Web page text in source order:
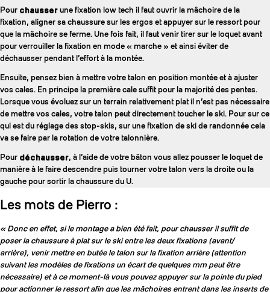
Pour chausser une fixation low tech il faut ouvrir la mâchoire de la
fixation, aligner sa chaussure sur les ergos et appuyer sur le ressort pour
que la mâchoire se ferme. Une fois fait, il faut venir tirer sur le loquet avant
pour verrouiller la fixation en mode « marche » et ainsi éviter de
déchausser pendant l’effort à la montée.
Ensuite, pensez bien à mettre votre talon en position montée et à ajuster
vos cales. En principe la première cale suffit pour la majorité des pentes.
Lorsque vous évoluez sur un terrain relativement plat il n’est pas nécessaire
de mettre vos cales, votre talon peut directement toucher le ski. Pour sur ce
qui est du réglage des stop-skis, sur une fixation de ski de randonnée cela
va se faire par la rotation de votre talonnière.
Pour déchausser, à l’aide de votre bâton vous allez pousser le loquet de
manière à le faire descendre puis tourner votre talon vers la droite ou la
gauche pour sortir la chaussure du U.
Les mots de Pierro :
« Donc en effet, si le montage a bien été fait, pour chausser il suffit de
poser la chaussure à plat sur le ski entre les deux fixations (avant/
arrière), venir mettre en butée le talon sur la fixation arrière (attention
suivant les modèles de fixations un écart de quelques mm peut être
nécessaire) et à ce moment-là vous pouvez appuyer sur la pointe du pied
pour actionner le ressort afin que les mâchoires entrent dans les inserts de